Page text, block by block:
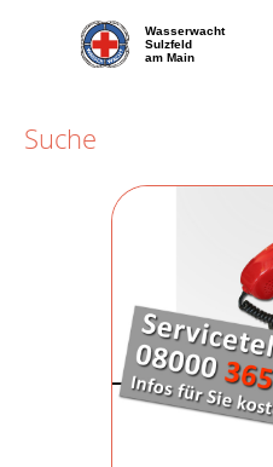
Wasserwacht
Sulzfeld
am Main
Suche